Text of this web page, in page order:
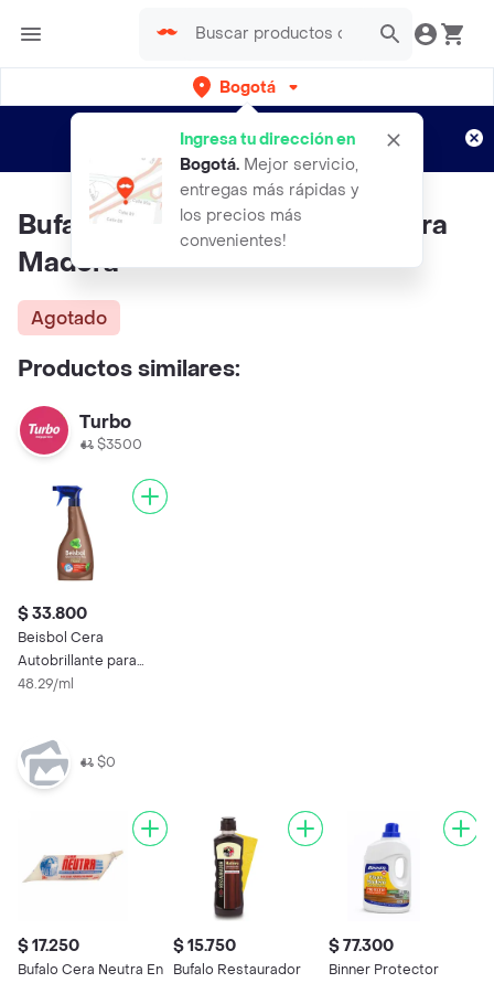
Bogotá
Ingresa tu dirección en
Bogotá. Mejor servicio,
entregas más rápidas y
los precios más
convenientes!
envíos gratis por semanas
Aplican TyC
Bufalo Limpiador Con Jabon Para
Madera
Agotado
Productos similares:
Turbo
$3500
$ 33.800
Beisbol Cera
Autobrillante para
Pisos Laminados y
48.29/ml
$0
$ 17.250
Bufalo Cera Neutra En
$ 15.750
Bufalo Restaurador
$ 77.300
Binner Protector